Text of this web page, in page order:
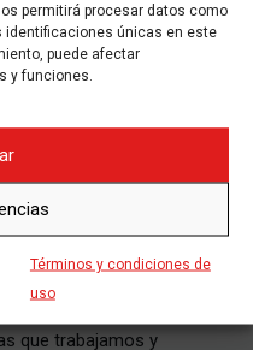
permitirá procesar datos como
identificaciones únicas en este
puede afectar
y funciones.
Términos y condiciones de
uso de profesionales que
que trabajamos y